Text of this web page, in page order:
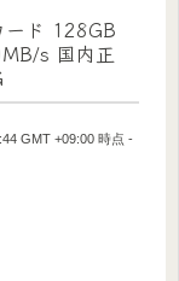
ード 128GB
s 国内正
GMT +09:00 時点 -